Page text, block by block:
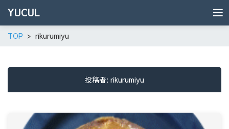
YUCUL
TOP rikurumiyu
投稿者: rikurumiyu